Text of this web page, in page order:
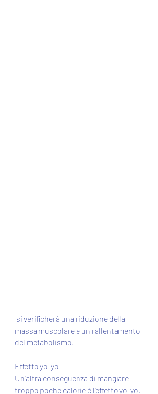
massa muscolare e un rallentamento
del metabolismo.
Effetto yo-yo
Un'altra conseguenza di mangiare
troppo poche calorie è l'effetto yo-yo.